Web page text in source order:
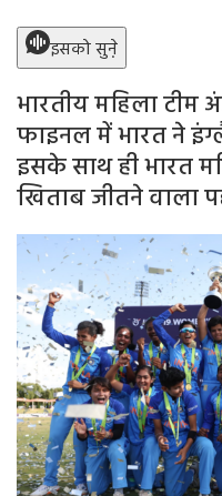
इसको सुने़
भारतीय महिला टीम
फाइनल में भारत ने
इसके साथ ही भारत
खिताब जीतने वाला